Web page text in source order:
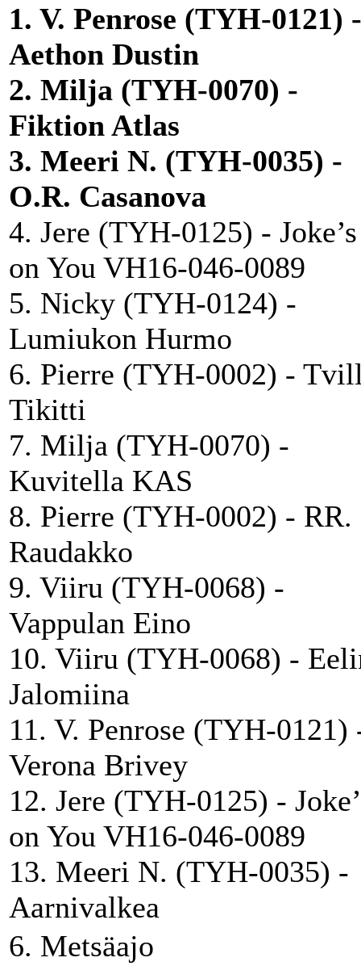
1. V. Penrose (TYH-0121) -
Aethon Dustin
2. Milja (TYH-0070) -
Fiktion Atlas
3. Meeri N. (TYH-0035) -
O.R. Casanova
4. Jere (TYH-0125) - Joke’s
on You VH16-046-0089
5. Nicky (TYH-0124) -
Lumiukon Hurmo
6. Pierre (TYH-0002) -
Tikitti
7. Milja (TYH-0070) -
Kuvitella KAS
8. Pierre (TYH-0002) - RR.
Raudakko
9. Viiru (TYH-0068) -
Vappulan Eino
10. Viiru (TYH-0068) -
Jalomiina
11. V. Penrose (TYH-0121)
Verona Brivey
12. Jere (TYH-0125) -
on You VH16-046-0089
13. Meeri N. (TYH-0035) -
Aarnivalkea
6. Metsäajo